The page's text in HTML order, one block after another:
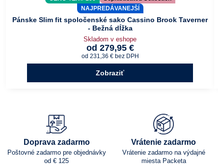
NAJPREDÁVANEJŠÍ
Pánske Slim fit spoločenské sako Cassino Brook Taverner
- Bežná dĺžka
Skladom v eshope
od 279,95 €
od 231,36 € bez DPH
Zobraziť
Doprava zadarmo
Poštovné zadarmo pre objednávky
od € 125
Vrátenie zadarmo
Vrátenie zadarmo na výdajné
miesta Packeta